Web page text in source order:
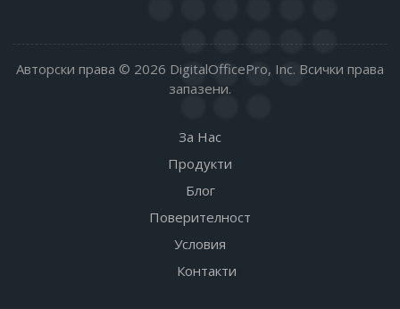
Авторски права © 2026 DigitalOfficePro, Inc. Всички права
запазени.
За Нас
Продукти
Блог
Поверителност
Условия
Контакти